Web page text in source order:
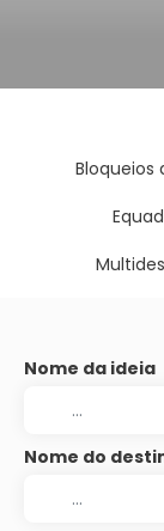
Bloqueios
Nome da ideia
Nome do